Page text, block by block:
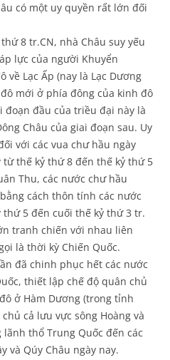
có một uy quyền rất lớn đối
8 tr.CN, nhà Châu suy yếu
lực của người Khuyển
về Lạc Ấp (nay là Lạc Dương
mới ở phía đông của kinh đô
đoạn đầu của triều đại này là
Châu của giai đoạn sau. Uy
với các vua chư hầu ngày
thế kỷ thứ 8 đến thế kỷ thứ 5
Thu, các nước chư hầu
cách thôn tính các nước
5 đến cuối thế kỷ thứ 3 tr.
tranh chiến với nhau liên
là thời kỳ Chiến Quốc.
đã chinh phục hết các nước
thiết lập chế độ quân chủ
ở Hàm Dương (trong tỉnh
cả lưu vực sông Hoàng và
thổ Trung Quốc đến các
và Qúy Châu ngày nay.